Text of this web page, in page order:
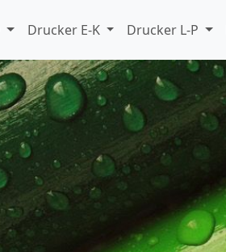
Drucker E-K Drucker L-P